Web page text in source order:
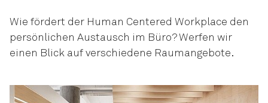
Wie fördert der Human Centered Workplace den
persönlichen Austausch im Büro? Werfen wir
einen Blick auf verschiedene Raumangebote.